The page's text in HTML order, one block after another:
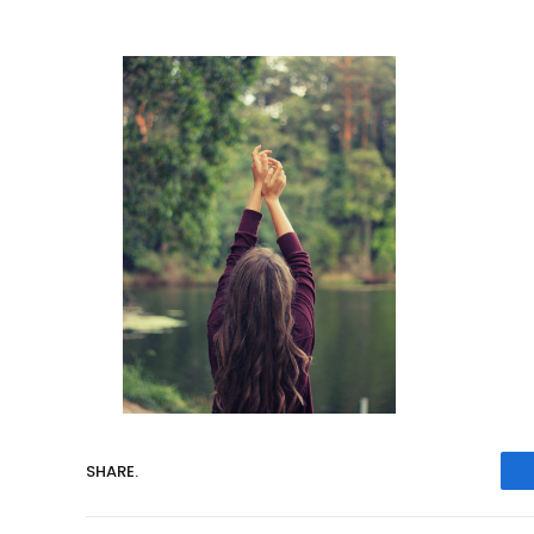
SHARE.